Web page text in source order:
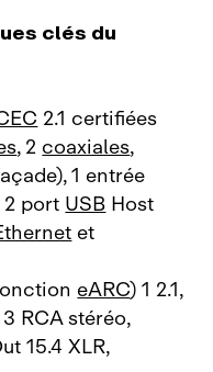
clés du
2.1 certifiées
, 2coaxiales,
1 entrée
2 portUSBHost
et
eARC) 1 2.1,
RCA stéréo,
15.4 XLR,